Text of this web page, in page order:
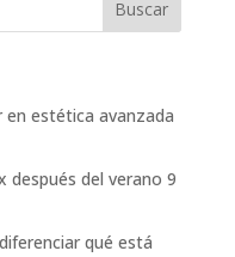
en estética avanzada
después del verano 9
qué está